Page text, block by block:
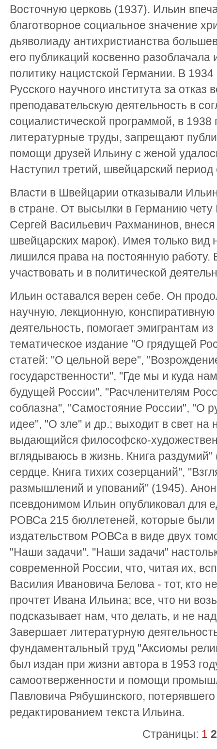
Восточную церковь (1937). Ильин
благотворное социальное значение
дьяволиаду антихристианства
его публикаций косвенно разоблачала
политику нацистской Германии. В
Русского научного института за
преподавательскую деятельность в
социалистической программой, в 1938
литературные труды, запрещают
помощи друзей Ильину с женой
Наступил третий, швейцарский период
Власти в Швейцарии отказывали
в стране. От высылки в Германию
Сергей Васильевич Рахманинов,
швейцарских марок). Имея только вид
лишился права на постоянную работу.
участвовать и в политической
Ильин оставался верен себе. Он
научную, лекционную,
деятельность, помогает эмигрантам
тематическое издание "О грядущей
статей: "О цельной вере",
государственности", "Где мы и куда
будущей России", "Расчленителям
соблазна", "Самостояние России", "О
идее", "О зле" и др.; выходит в свет на
выдающийся философско-
вглядываюсь в жизнь. Книга
сердце. Книга тихих созерцаний",
размышлений и упований" (1945).
псевдонимом Ильин опубликовал для
РОВСа 215 бюллетеней, которые были
издательством РОВСа в виде двух
"Наши задачи". "Наши задачи"
современной России, что, читая их,
Василия Ивановича Белова - тот, кто
прочтет Ивана Ильина; все, что ни
подсказывает нам, что делать, и не
Завершает литературную
фундаментальный труд "Аксиомы
был издан при жизни автора в 1953
самоотверженности и помощи
Павловича Рябушинского,
редактированием текста Ильина.
Страницы: 1 2